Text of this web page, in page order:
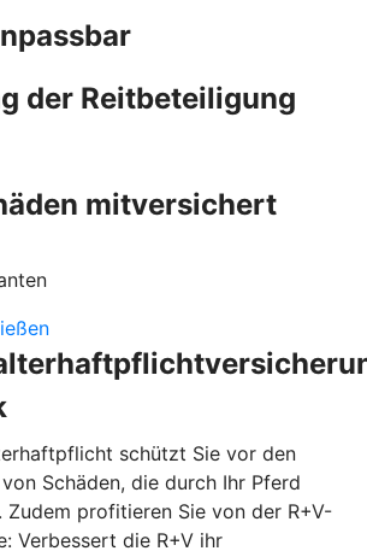
der Reitbeteiligung
mitversichert
schützt Sie vor den
Schäden, die durch Ihr Pferd
Zudem profitieren Sie von der R+V-
Verbessert die R+V ihr